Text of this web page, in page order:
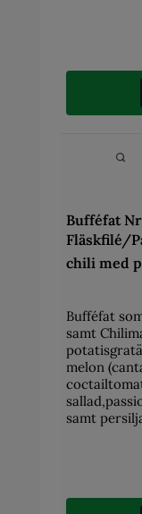
Bufféfat
Fläskfilé/
chili med
Bufféfat
samt
melon
samt